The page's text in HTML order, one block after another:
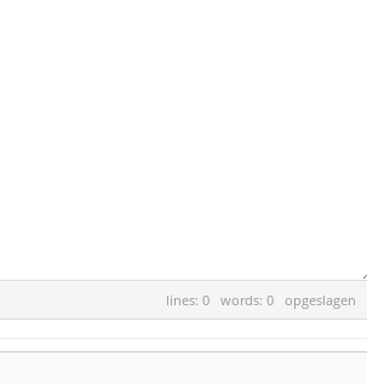
lines: 0 words: 0 opgeslagen